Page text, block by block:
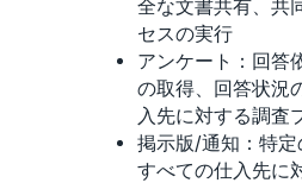
全な文書共有、共
セスの実行
アンケート：回答
の取得、回答状況
入先に対する調査
掲示版/通知：特定
すべての仕入先に